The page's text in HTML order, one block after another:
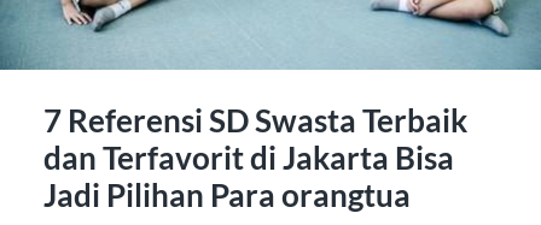
7 Referensi SD Swasta Terbaik
dan Terfavorit di Jakarta Bisa
Jadi Pilihan Para orangtua